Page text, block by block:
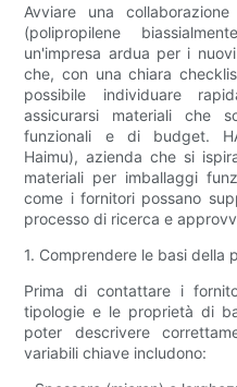
Avviare una
(polipropilene
un'impresa ardua per i
che, con una chiara
possibile individuare
assicurarsi materiali che
funzionali e di budget.
Haimu), azienda che si
materiali per imballaggi
come i fornitori possano
processo di ricerca e
1. Comprendere le basi della
Prima di contattare i
tipologie e le proprietà di
poter descrivere
variabili chiave includono: